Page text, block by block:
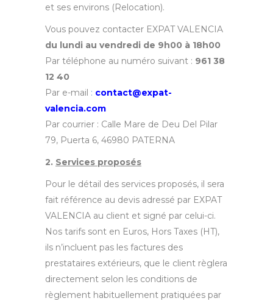
et ses environs (Relocation).
Vous pouvez contacter EXPAT VALENCIA
du lundi au vendredi de 9h00 à 18h00
Par téléphone au numéro suivant : 961 38
12 40
Par e-mail : contact@expat-
valencia.com
Par courrier : Calle Mare de Deu Del Pilar
79, Puerta 6, 46980 PATERNA
2. Services proposés
Pour le détail des services proposés, il sera
fait référence au devis adressé par EXPAT
VALENCIA au client et signé par celui-ci.
Nos tarifs sont en Euros, Hors Taxes (HT),
ils n’incluent pas les factures des
prestataires extérieurs, que le client règlera
directement selon les conditions de
règlement habituellement pratiquées par